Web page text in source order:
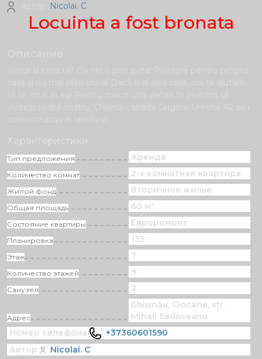
Locuinta a fost bronata
Тип предложения Аренда
Количество комнат 2-х комнатная квартира
Жилой фонд Вторичное жилье
Общая площадь 60 м²
Состояние квартиры Eвроремонт
Планировка 135
Этаж 7
Количество этажей 9
Санузел 2
Адрес
Chișinău, Ciocana, str.
Mihail Sadoveanu
Номер телефона
+37360601590
Автор
Nicolai. C
Nicolai. C